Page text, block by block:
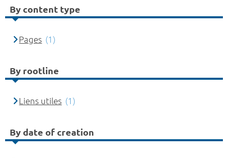
By content type
Pages (1)
By rootline
Liens utiles (1)
By date of creation